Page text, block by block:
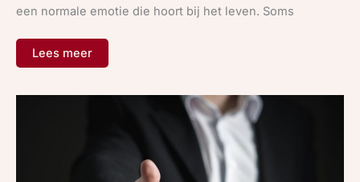
een normale emotie die hoort bij het leven. Soms
Lees meer